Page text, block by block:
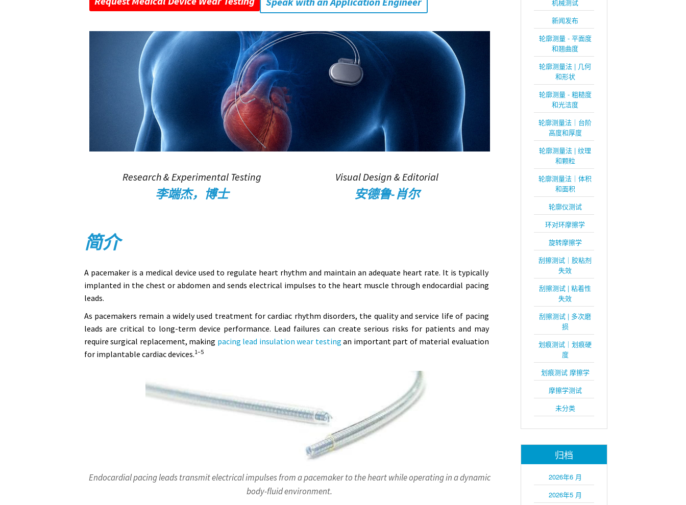
Research & Experimental Testing
李端杰，博士
Visual Design & Editorial
安德鲁-肖尔
简介
A pacemaker is a medical device used to regulate heart rhythm and maintain an adequate heart rate. It is typically
implanted in the chest or abdomen and sends electrical impulses to the heart muscle through endocardial pacing
leads.
As pacemakers remain a widely used treatment for cardiac rhythm disorders, the quality and service life of pacing
leads are critical to long-term device performance. Lead failures can create serious risks for patients and may
require surgical replacement, making pacing lead insulation wear testing an important part of material evaluation
for implantable cardiac devices.1–5
Endocardial pacing leads transmit electrical impulses from a pacemaker to the heart while operating in a dynamic
body-fluid environment.
机械测试
新闻发布
轮廓测量 - 平面度
和翘曲度
轮廓测量法 | 几何
和形状
轮廓测量 - 粗糙度
和光洁度
轮廓测量法｜台阶
高度和厚度
轮廓测量法 | 纹理
和颗粒
轮廓测量法｜体积
和面积
轮廓仪测试
环对环摩擦学
旋转摩擦学
刮擦测试｜胶粘剂
失效
刮擦测试 | 粘着性
失效
刮擦测试 | 多次磨
损
划痕测试｜划痕硬
度
划痕测试 摩擦学
摩擦学测试
未分类
归档
2026年6 月
2026年5 月